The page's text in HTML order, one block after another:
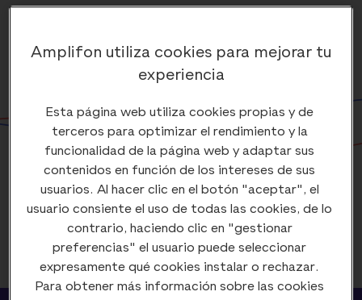
Amplifon utiliza cookies para mejorar tu
experiencia
Esta página web utiliza cookies propias y de
terceros para optimizar el rendimiento y la
funcionalidad de la página web y adaptar sus
contenidos en función de los intereses de sus
usuarios. Al hacer clic en el botón "aceptar", el
usuario consiente el uso de todas las cookies, de lo
contrario, haciendo clic en "gestionar
preferencias" el usuario puede seleccionar
expresamente qué cookies instalar o rechazar.
Para obtener más información sobre las cookies